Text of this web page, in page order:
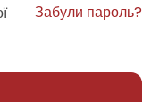
Забули пароль?